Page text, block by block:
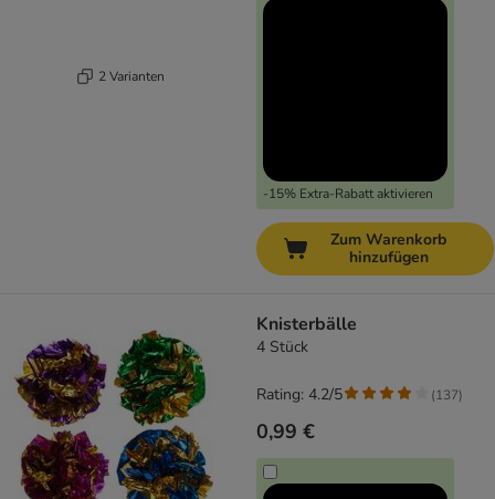
2 Varianten
-15% Extra-Rabatt aktivieren
Zum Warenkorb
hinzufügen
Knisterbälle
4 Stück
0,99 €
Rating: 4.2/5 (137)